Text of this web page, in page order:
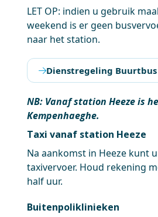
LET OP: indien u gebruik
weekend is er geen
naar het station.
Dienstregeling Buurtbus
NB: Vanaf station Heeze is
Kempenhaeghe.
Taxi vanaf station Heeze
Na aankomst in Heeze kunt
taxivervoer. Houd rekening
half uur.
Buitenpoliklinieken